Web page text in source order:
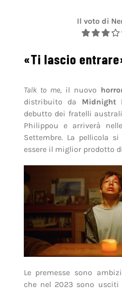
Il voto di
«Ti lascio
Talk to me, il nuovo
distribuito da Midnight
debutto dei fratelli
Philippou e arriverà
Settembre. La pellicola si
essere il miglior prodotto
Le premesse sono
che nel 2023 sono